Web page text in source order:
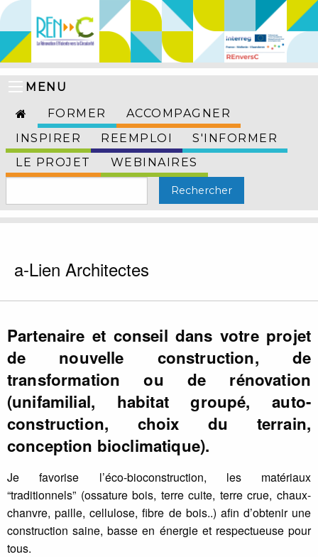
MENU
FORMER
ACCOMPAGNER
INSPIRER
REEMPLOI
S'INFORMER
LE PROJET
WEBINAIRES
a-Lien Architectes
Partenaire et conseil dans votre projet
de nouvelle construction, de
transformation ou de rénovation
(unifamilial, habitat groupé, auto-
construction, choix du terrain,
conception bioclimatique).
Je favorise l’éco-bioconstruction, les matériaux
“traditionnels” (ossature bois, terre cuite, terre crue, chaux-
chanvre, paille, cellulose, fibre de bois..) afin d’obtenir une
construction saine, basse en énergie et respectueuse pour
tous.